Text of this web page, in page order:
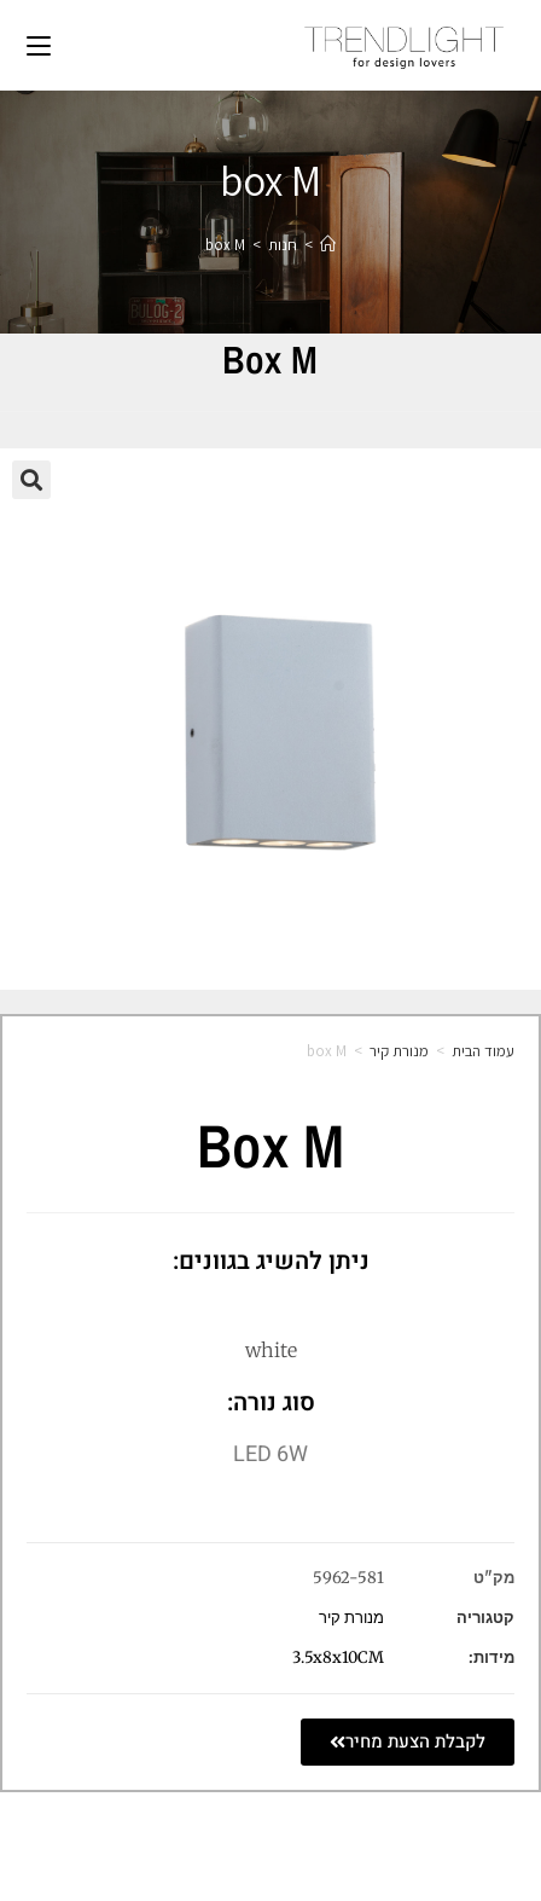
box M
> חנות >
box M
Box M
עמוד הבית > מנורת קיר >
box M
Box M
ניתן להשיג בגוונים:
white
סוג נורה:
LED 6W
מק"ט
5962-581
קטגוריה
מנורת קיר
מידות:
3.5x8x10CM
לקבלת הצעת מחיר